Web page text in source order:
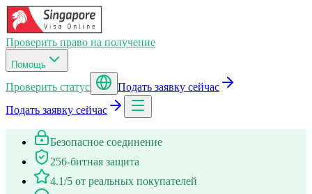
Проверить право на получение
Помощь
Проверить статус
Подать заявку сейчас
Подать заявку сейчас
Безопасное соединение
256-битная защита
4.1/5 от реальных покупателей